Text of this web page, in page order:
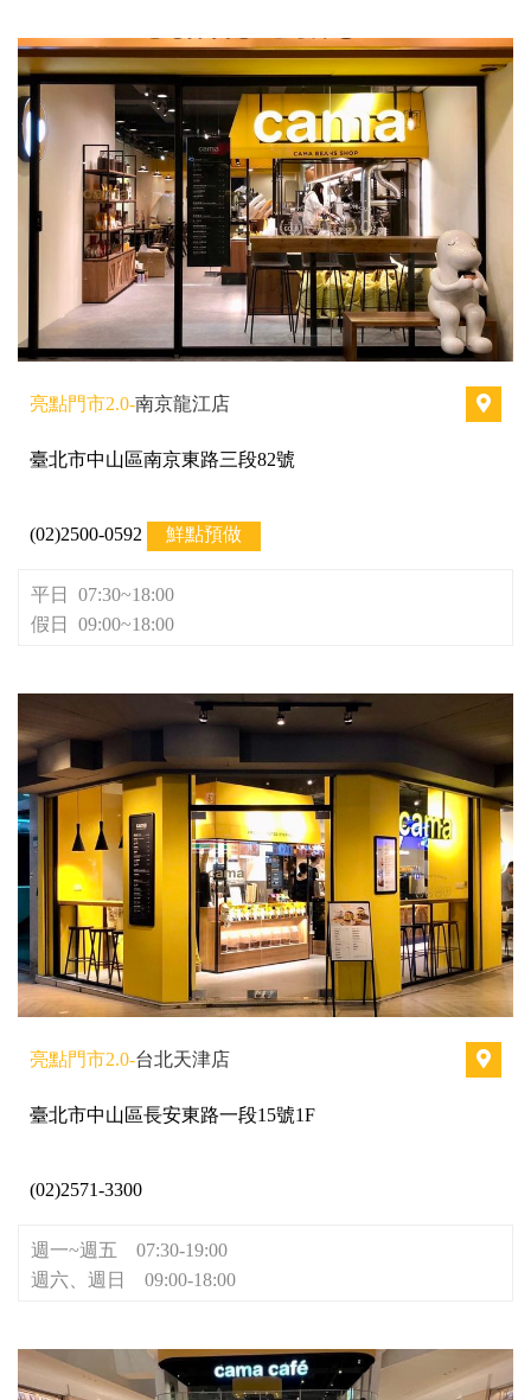
亮點門市2.0-南京龍江店
臺北市中山區南京東路三段82號
(02)2500-0592 鮮點預做
平日 07:30~18:00
假日 09:00~18:00
亮點門市2.0-台北天津店
臺北市中山區長安東路一段15號1F
(02)2571-3300
週一~週五 07:30-19:00
週六、週日 09:00-18:00